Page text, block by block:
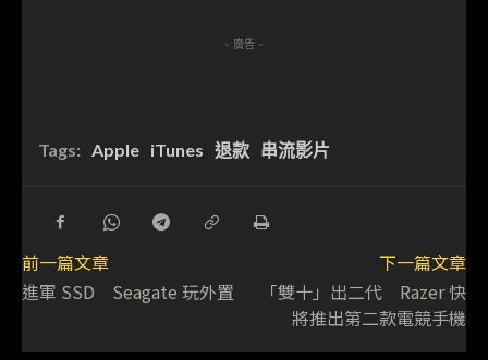
- 廣告 -
Tags: Apple iTunes 退款 串流影片
前一篇文章
進軍 SSD Seagate 玩外置
下一篇文章
「雙十」出二代 Razer 快
將推出第二款電競手機